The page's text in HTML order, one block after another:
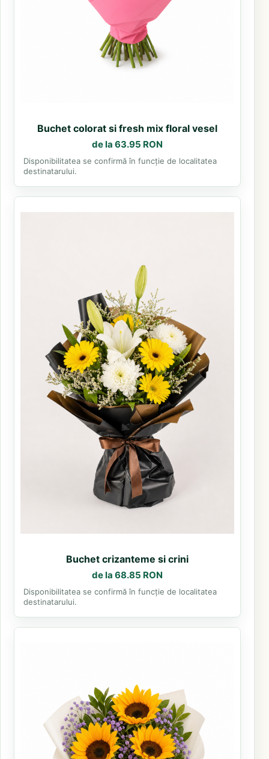
Buchet colorat si fresh mix floral vesel
de la 63.95 RON
Disponibilitatea se confirmă în funcție de localitatea
destinatarului.
Buchet crizanteme si crini
de la 68.85 RON
Disponibilitatea se confirmă în funcție de localitatea
destinatarului.